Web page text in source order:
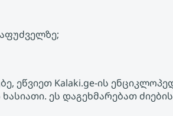
ეწვიეთ Kalaki.ge-ის
ეს დაგეხმარებათ ძიების